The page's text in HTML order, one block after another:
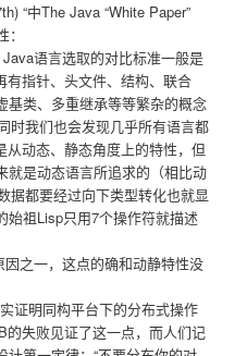
“中The Java “White Paper”
语言选取的对比标准一般是
指针、头文件、结构、联合
基类、多重继承等等繁杂的概念
时我们也会发现几乎所有语言都
动态、静态角度上的特性，但
就是动态语言所追求的（相比动
据都要经过向下类型转化也就显
祖Lisp只用7个操作符就描述
之一，这点的确和动静特性没
证明同构平台下的分布式操作
失败见证了这一点，而人们记